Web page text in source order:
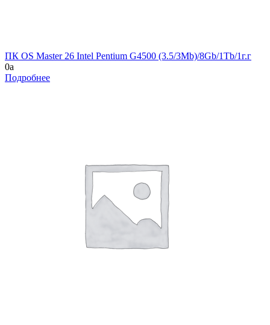
ПК OS Master 26 Intel Pentium G4500 (3.5/3Mb)/8Gb/1Tb/1г.г
0a
Подробнее